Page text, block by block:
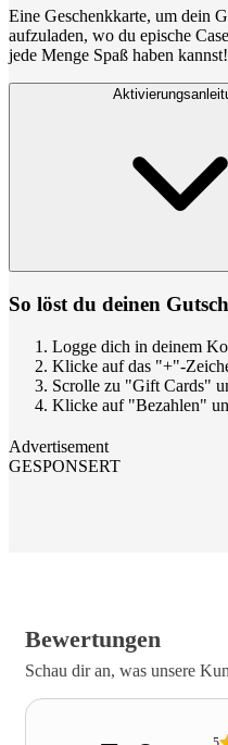
Eine Geschenkkarte, um dein
aufzuladen, wo du epische
jede Menge Spaß haben kannst!
So löst du deinen
Logge dich in deinem
Klicke auf das "+"-
Scrolle zu "Gift Cards"
Klicke auf "Bezahlen"
Advertisement
GESPONSERT
Bewertungen
Schau dir an, was unsere